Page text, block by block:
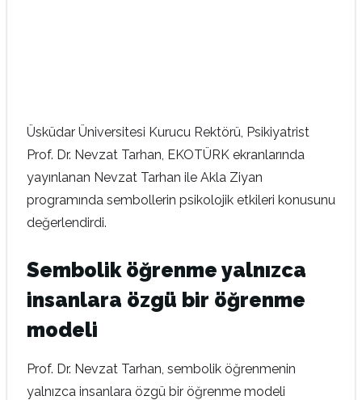
Üsküdar Üniversitesi Kurucu Rektörü, Psikiyatrist
Prof. Dr. Nevzat Tarhan, EKOTÜRK ekranlarında
yayınlanan Nevzat Tarhan ile Akla Ziyan
programında sembollerin psikolojik etkileri konusunu
değerlendirdi.
Sembolik öğrenme yalnızca
insanlara özgü bir öğrenme
modeli
Prof. Dr. Nevzat Tarhan, sembolik öğrenmenin
yalnızca insanlara özgü bir öğrenme modeli